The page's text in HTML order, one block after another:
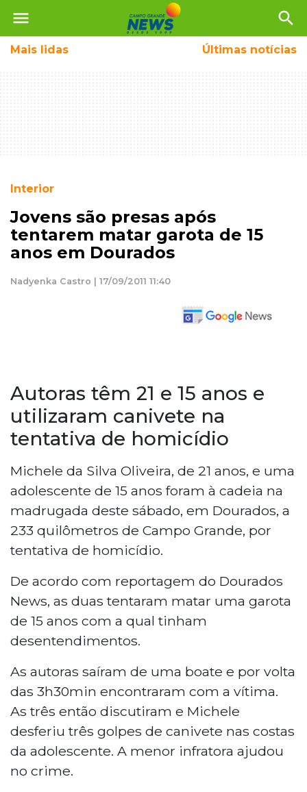
menu search
Mais lidas Últimas notícias
Interior
Jovens são presas após
tentarem matar garota de 15
anos em Dourados
Nadyenka Castro | 17/09/2011 11:40
Autoras têm 21 e 15 anos e
utilizaram canivete na
tentativa de homicídio
Michele da Silva Oliveira, de 21 anos, e uma
adolescente de 15 anos foram à cadeia na
madrugada deste sábado, em Dourados, a
233 quilômetros de Campo Grande, por
tentativa de homicídio.
De acordo com reportagem do Dourados
News, as duas tentaram matar uma garota
de 15 anos com a qual tinham
desentendimentos.
As autoras saíram de uma boate e por volta
das 3h30min encontraram com a vítima.
As três então discutiram e Michele
desferiu três golpes de canivete nas costas
da adolescente. A menor infratora ajudou
no crime.